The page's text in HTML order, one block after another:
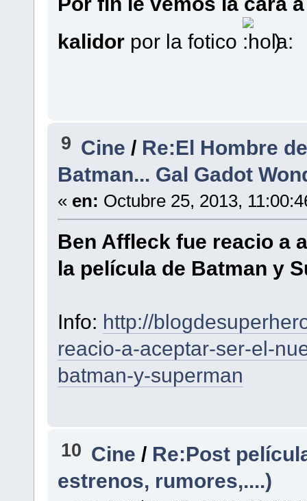
kalidorpor la fotico )
9 Cine/ Re:El Hombre
Batman... Gal Gadot
« en: Octubre 25, 2013,
Ben Affleck fue reacio a
la película de Batman y
Info: http://
reacio-a-aceptar-ser-el-
batman-y-superman
10 Cine/ Re:Post
estrenos, rumores,....)